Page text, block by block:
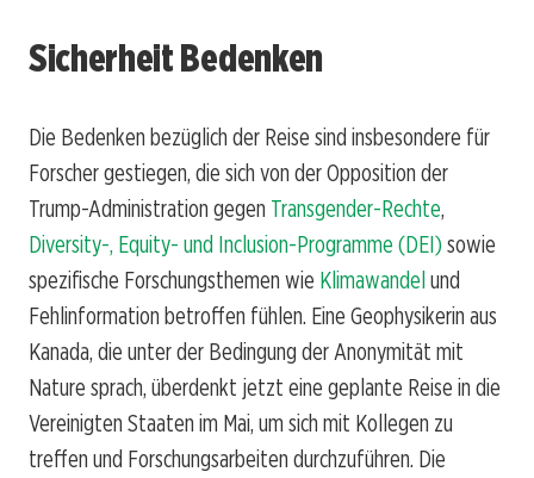
Sicherheit Bedenken
Die Bedenken bezüglich der Reise sind insbesondere für
Forscher gestiegen, die sich von der Opposition der
Trump-Administration gegen Transgender-Rechte,
Diversity-, Equity- und Inclusion-Programme (DEI) sowie
spezifische Forschungsthemen wie Klimawandelund
Fehlinformation betroffen fühlen. Eine Geophysikerin aus
Kanada, die unter der Bedingung der Anonymität mit
Nature sprach, überdenkt jetzt eine geplante Reise in die
Vereinigten Staaten im Mai, um sich mit Kollegen zu
treffen und Forschungsarbeiten durchzuführen. Die